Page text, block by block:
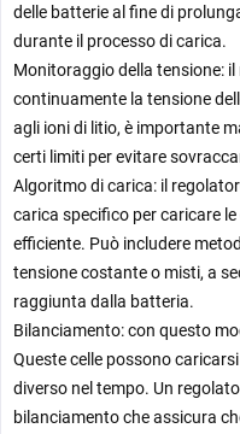
delle batterie al fine di
durante il processo di carica.
Monitoraggio della tensione:
continuamente la tensione
agli ioni di litio, è importante
certi limiti per evitare
Algoritmo di carica: il
carica specifico per caricare
efficiente. Può includere
tensione costante o misti, a
raggiunta dalla batteria.
Bilanciamento: con questo
Queste celle possono
diverso nel tempo. Un
bilanciamento che assicura